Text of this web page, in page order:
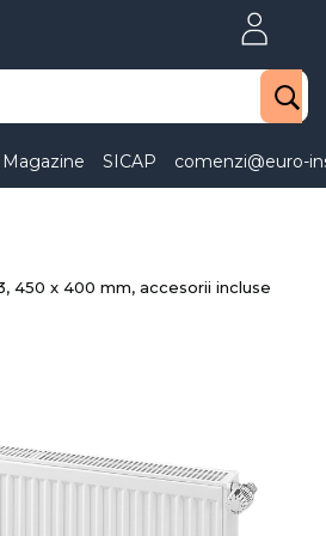
Magazine SICAP comenzi@euro-
450 x 400 mm, accesorii incluse